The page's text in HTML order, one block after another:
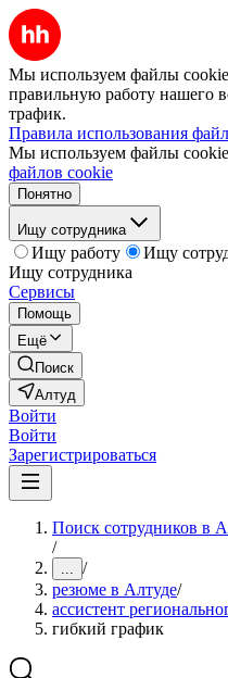
Мы используем файлы
правильную работу нашего
трафик.
Правила использования
Мы используем файлы
файлов cookie
Понятно
Ищу сотрудника
Ищу работу
Ищу
Ищу сотрудника
Сервисы
Помощь
Ещё
Поиск
Алтуд
Войти
Войти
Зарегистрироваться
Поиск сотрудников в
/
... /
резюме в Алтуде/
ассистент
гибкий график